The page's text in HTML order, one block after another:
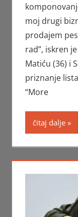
moj drugi
prodajem
rad”, iskren
Matiću (36) i
priznanje
“More
čitaj dalje